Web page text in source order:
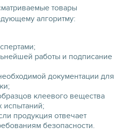
товары
алгоритму:
работы и подписание
документации для
клеевого вещества
испытаний;
продукция отвечает
безопасности.